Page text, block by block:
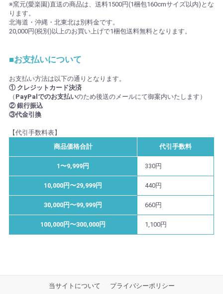
※窯元(愛楽園)直送の商品は、送料1500円(1梱包160cmサイズ以内)とな
ります。
北海道・沖縄・北東北は別料金です。
20,000円(税別)以上のお買い上げで1梱包送料無料となります。
■お支払いについて
お支払い方法は以下の通りとなります。
① クレジットカード決済
（ PayPalでのお支払いのため後送のメールにて御案内いたします）
② 銀行振込
③代金引換
【代引手数料表】
商品価格合計
代引手数料
1〜9,999円 330円
10,000円〜29,999円 440円
30,000円〜99,999円 660円
100,000円〜300,000円 1,100円
当サイトについて プライバシーポリシー